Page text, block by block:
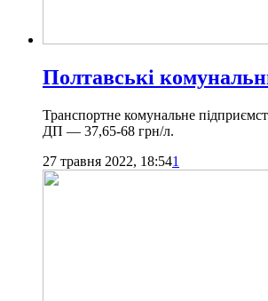
Полтавські
Транспортне комунальне
ДП — 37,65-68 грн/л.
27 травня 2022, 18:541